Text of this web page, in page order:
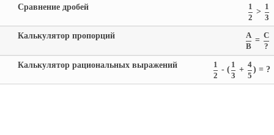
1
2
> 1
3
Сравнение дробей
A
B
= C
?
Калькулятор пропорций
1
2
- ( 1
3
+ 4
5
) = ?
Калькулятор рациональных выражений